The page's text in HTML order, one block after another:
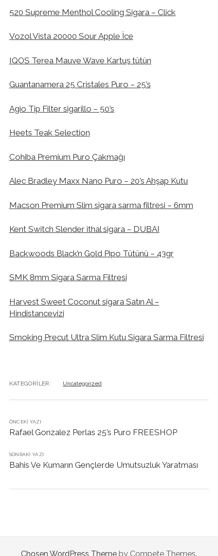
520 Supreme Menthol Cooling Sigara – Click
Vozol Vista 20000 Sour Apple İce
IQOS Terea Mauve Wave Kartuş tütün
Guantanamera 25 Cristales Puro – 25’s
Agio Tip Filter sigarillo – 50’s
Heets Teak Selection
Cohiba Premium Puro Çakmağı
Alec Bradley Maxx Nano Puro – 20’s Ahşap Kutu
Macson Premium Slim sigara sarma filtresi – 6mm
Kent Switch Slender ithal sigara – DUBAI
Backwoods Black’n Gold Pipo Tütünü – 43gr
SMK 8mm Sigara Sarma Filtresi
Harvest Sweet Coconut sigara Satın Al –
Hindistancevizi
Smoking Precut Ultra Slim Kutu Sigara Sarma Filtresi
KATEGORILER: Uncategorized
ÖNCEKI YAZI
Rafael Gonzalez Perlas 25’s Puro FREESHOP
SONRAKI YAZI
Bahis Ve Kumarın Gençlerde Umutsuzluk Yaratması
Chosen WordPress Theme by Compete Themes.